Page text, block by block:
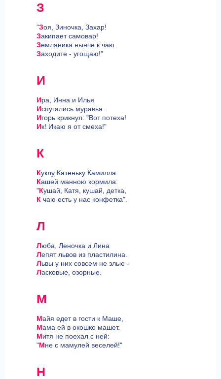
З
"Зоя, Зиночка, Захар!
Закипает самовар!
Земляника нынче к чаю.
Заходите - угощаю!"
И
Ира, Инна и Илья
Испугались муравья.
Игорь крикнул: "Вот потеха!
Ик! Икаю я от смеха!"
К
Куклу Катеньку Камилла
Кашей манною кормила:
"Кушай, Катя, кушай, детка,
К чаю есть у нас конфетка".
Л
Люба, Леночка и Лина
Лепят львов из пластилина.
Львы у них совсем не злые -
Ласковые, озорные.
М
Майя едет в гости к Маше,
Мама ей в окошко машет.
Митя не поехал с ней:
"Мне с мамулей веселей!"
Н